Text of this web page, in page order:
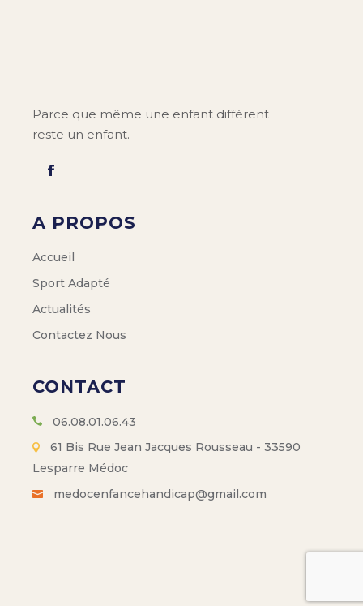
Parce que même une enfant différent
reste un enfant.
A PROPOS
Accueil
Sport Adapté
Actualités
Contactez Nous
CONTACT
06.08.01.06.43
61 Bis Rue Jean Jacques Rousseau - 33590
Lesparre Médoc
medocenfancehandicap@gmail.com